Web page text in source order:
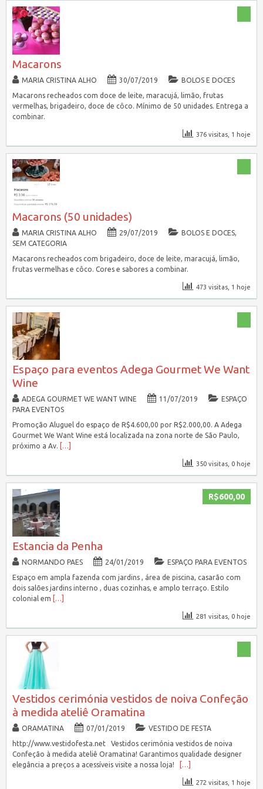
Macarons
MARIA CRISTINA ALHO 30/07/2019
BOLOS E DOCES
Macarons recheados com doce de leite, maracujá, limão, frutas
vermelhas, brigadeiro, doce de côco. Mínimo de 50 unidades. Entrega a
combinar.
376 visitas, 1 hoje
Macarons (50 unidades)
MARIA CRISTINA ALHO 29/07/2019 BOLOS E DOCES,
SEM CATEGORIA
Macarons recheados com brigadeiro, doce de leite, maracujá, limão,
frutas vermelhas e côco. Cores e sabores a combinar.
473 visitas, 1 hoje
Espaço para eventos Adega Gourmet We Want
Wine
ADEGA GOURMET WE WANT WINE 11/07/2019
ESPAÇO
PARA EVENTOS
Promoção Aluguel do espaço de R$4.600,00 por R$2.000,00. A Adega
Gourmet We Want Wine está localizada na zona norte de São Paulo,
próximo a Av. […]
350 visitas, 0 hoje
R$600,00
Estancia da Penha
NORMANDO PAES 24/01/2019
ESPAÇO PARA EVENTOS
Espaço em ampla fazenda com jardins , área de piscina, casarão com
dois salões jardins interno , duas cozinhas, e amplo terraço. Estilo
colonial em […]
281 visitas, 0 hoje
Vestidos cerimónia vestidos de noiva Confeção
à medida ateliê Oramatina
ORAMATINA 07/01/2019
VESTIDO DE FESTA
http://www.vestidofesta.net Vestidos cerimónia vestidos de noiva
Confeção à medida ateliê Oramatina! Garantimos qualidade designer
elegância a preços a acessíveis visite a nossa loja!
[…]
272 visitas, 1 hoje